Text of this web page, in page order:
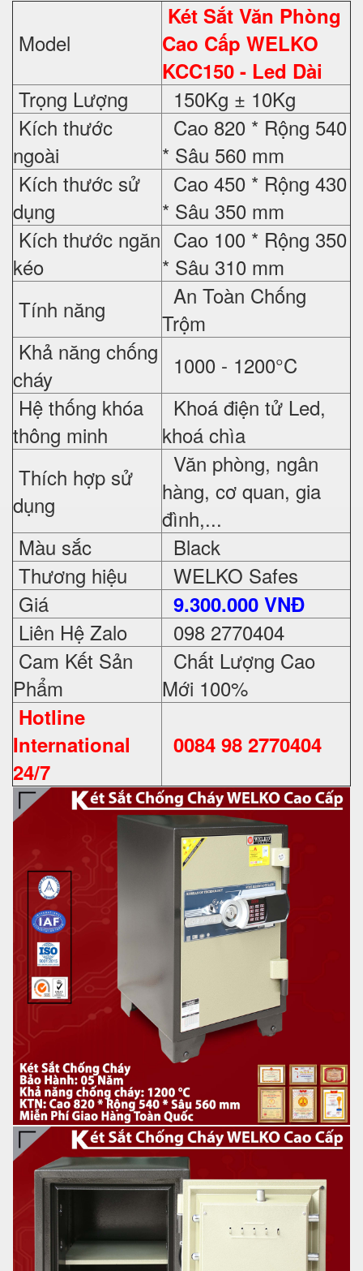
Model
Két Sắt Văn Phòng
Cao Cấp WELKO
KCC150 - Led Dài
Trọng Lượng
150Kg ± 10Kg
Kích thước
ngoài
Cao 820 * Rộng 540
* Sâu 560 mm
Kích thước sử
dụng
Cao 450 * Rộng 430
* Sâu 350 mm
Kích thước ngăn
kéo
Cao 100 * Rộng 350
* Sâu 310 mm
Tính năng
An Toàn Chống
Trộm
Khả năng chống
cháy
1000 - 1200°C
Hệ thống khóa
thông minh
Khoá điện tử Led,
khoá chìa
Thích hợp sử
dụng
Văn phòng, ngân
hàng, cơ quan, gia
đình,...
Màu sắc
Black
Thương hiệu
WELKO Safes
Giá
9.300.000 VNĐ
Liên Hệ Zalo
098 2770404
Cam Kết Sản
Phẩm
Chất Lượng Cao
Mới 100%
Hotline
International
24/7
0084 98 2770404